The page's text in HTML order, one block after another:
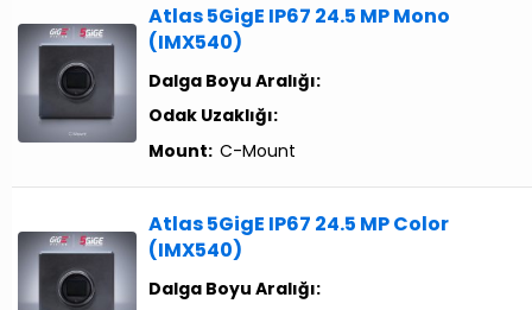
Atlas 5GigE IP67 24.5 MP Mono
(IMX540)
Dalga Boyu Aralığı:
Odak Uzaklığı:
Mount: C-Mount
Atlas 5GigE IP67 24.5 MP Color
(IMX540)
Dalga Boyu Aralığı: